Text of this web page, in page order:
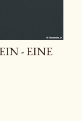
- EINE